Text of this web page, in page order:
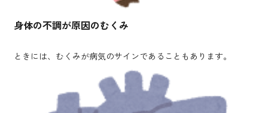
身体の不調が原因のむくみ
ときには、むくみが病気のサインであることもあります。